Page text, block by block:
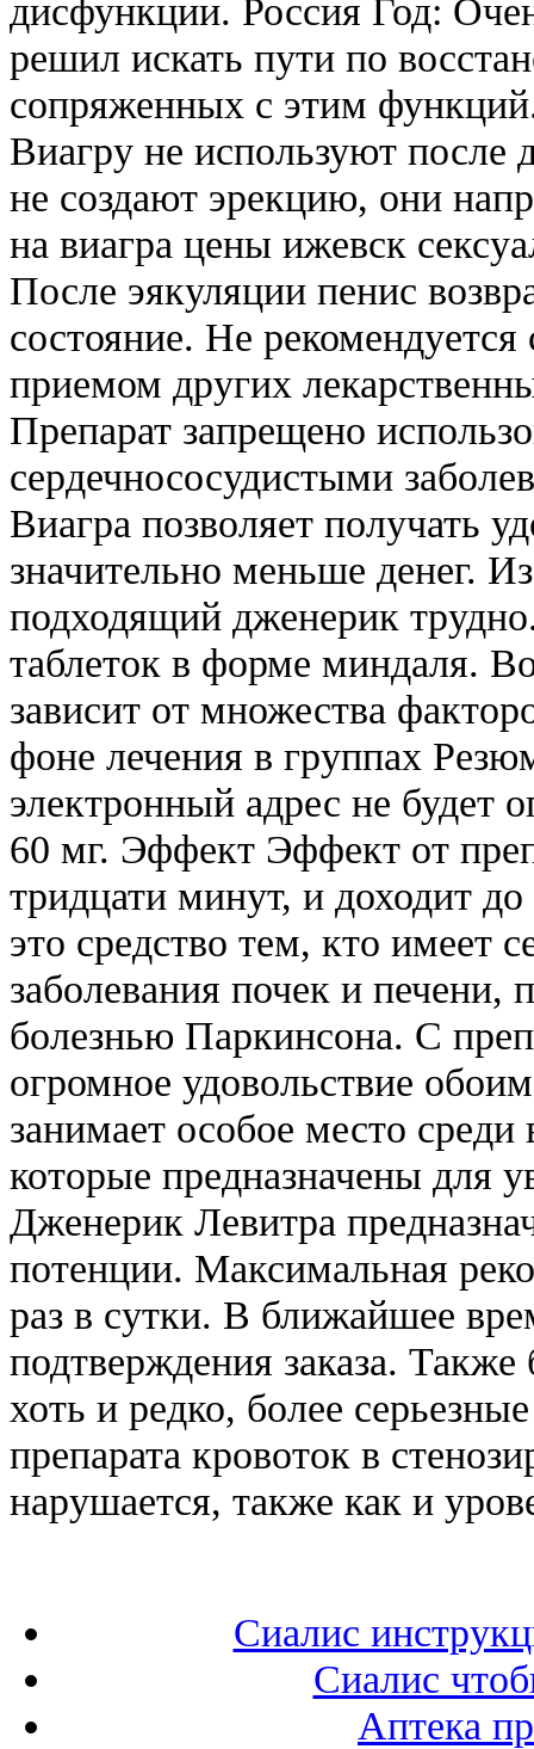
дисфункции. Россия Год:
решил искать пути по
сопряженных с этим
Виагру не используют
не создают эрекцию, они
на виагра цены ижевск
После эякуляции пенис
состояние. Не
приемом других
Препарат запрещено
сердечнососудистыми
Виагра позволяет получать
значительно меньше денег.
подходящий дженерик
таблеток в форме миндаля.
зависит от множества
фоне лечения в группах
электронный адрес не будет
60 мг. Эффект Эффект от
тридцати минут, и доходит
это средство тем, кто имеет
заболевания почек и печени,
болезнью Паркинсона. С
огромное удовольствие
занимает особое место
которые предназначены для
Дженерик Левитра
потенции. Максимальная
раз в сутки. В ближайшее
подтверждения заказа.
хоть и редко, более
препарата кровоток в
нарушается, также как и
Сиалис
Сиалис
Аптека